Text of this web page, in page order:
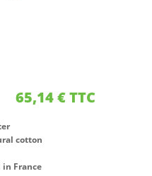
65,14€TTC
cotton
France